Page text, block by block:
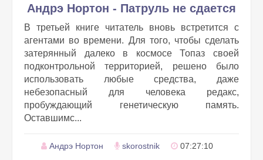
Андрэ Нортон - Патруль не сдается
В третьей книге читатель вновь встретится с
агентами во времени. Для того, чтобы сделать
затерянный далеко в космосе Топаз своей
подконтрольной территорией, решено было
использовать любые средства, даже
небезопасный для человека редакс,
пробуждающий генетическую память.
Оставшимс...
Андрэ Нортон skorostnik 07:27:10